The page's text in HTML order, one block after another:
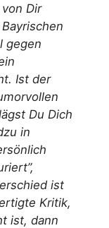
Dir
gegen
Ist der
Du Dich
in
ist
Kritik,
ist, dann